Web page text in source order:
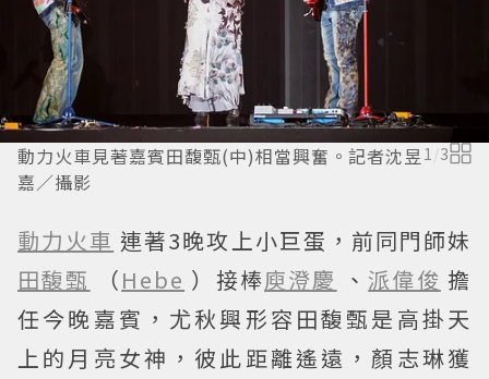
動力火車見著嘉賓田馥甄(中)相當興奮。記者沈昱
嘉／攝影
1/3
動力火車 連著3晚攻上小巨蛋，前同門師妹
田馥甄
（Hebe ）接棒庾澄慶 、 派偉俊 擔
任今晚嘉賓，尤秋興形容田馥甄是高掛天
上的月亮女神，彼此距離遙遠，顏志琳獲